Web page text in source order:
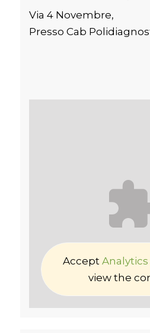
Via 4 Novembre,
Presso Cab
Accept Analytics
view the